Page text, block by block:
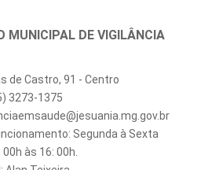
MUNICIPAL DE VIGILÂNCIA
de Castro, 91 - Centro
3273-1375
Segunda à Sexta
às 16: 00h.